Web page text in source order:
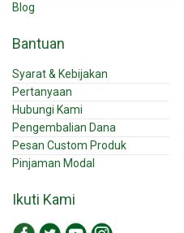
Blog
Bantuan
Syarat & Kebijakan
Pertanyaan
Hubungi Kami
Pengembalian Dana
Pesan Custom Produk
Pinjaman Modal
Ikuti Kami